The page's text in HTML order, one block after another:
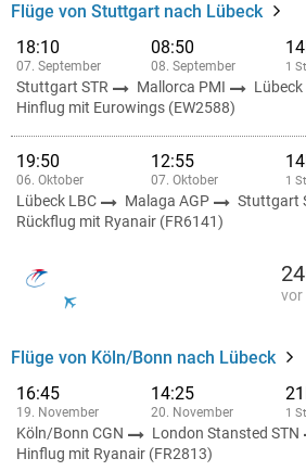
Flüge von Stuttgart nach Lübeck
18:10
07. September
08:50
08. September 1
Stuttgart STR Mallorca PMI
Lübeck
Hinflug mit Eurowings (EW2588)
19:50
06. Oktober
12:55
07. Oktober 1
Lübeck LBC Malaga AGP
Stuttgart
Rückflug mit Ryanair (FR6141)
vor
Flüge von Köln/Bonn nach Lübeck
16:45
19. November
14:25
20. November 1
Köln/Bonn CGN London Stansted STN
Hinflug mit Ryanair (FR2813)